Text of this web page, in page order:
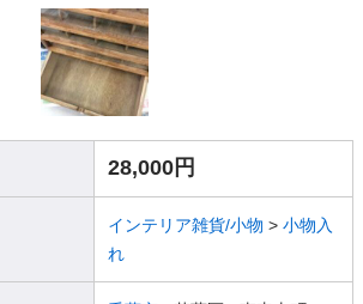
28,000円
インテリア雑貨/小物 > 小物入
れ